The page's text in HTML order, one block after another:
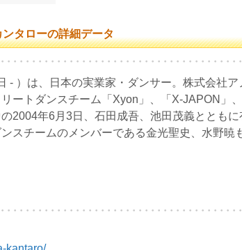
ンタローの詳細データ
- ）は、日本の実業家・ダンサー。株式会社
ートダンスチーム「Xyon」、「X-JAPON」
2004年6月3日、石田成吾、池田茂義ととも
スチームのメンバーである金光聖史、水野暁